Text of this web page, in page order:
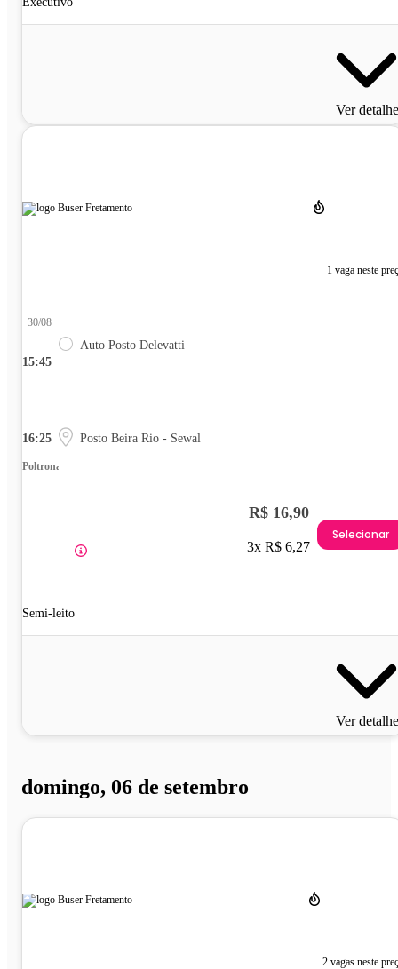
Ver
1 vaga neste
15:45
30/08
Auto Posto Delevatti
16:25 Posto Beira Rio - Sewal
Poltrona
Semi-leito
R$ 16,90
3x R$ 6,27
Selecionar
Ver
domingo, 06 de setembro
2 vagas neste